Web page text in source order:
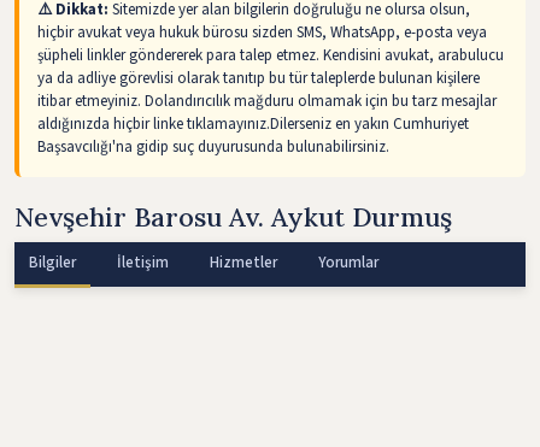
⚠️ Dikkat: Sitemizde yer alan bilgilerin doğruluğu ne olursa olsun,
hiçbir avukat veya hukuk bürosu sizden SMS, WhatsApp, e-posta veya
şüpheli linkler göndererek para talep etmez. Kendisini avukat, arabulucu
ya da adliye görevlisi olarak tanıtıp bu tür taleplerde bulunan kişilere
itibar etmeyiniz. Dolandırıcılık mağduru olmamak için bu tarz mesajlar
aldığınızda hiçbir linke tıklamayınız.Dilerseniz en yakın Cumhuriyet
Başsavcılığı'na gidip suç duyurusunda bulunabilirsiniz.
Nevşehir Barosu Av. Aykut Durmuş
Bilgiler İletişim Hizmetler Yorumlar